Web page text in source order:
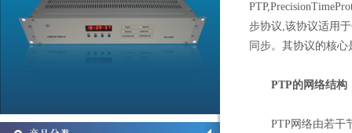
步协议,该协议适用
同步。其协议的核
PTP的网络结构
PTP网络由若干节